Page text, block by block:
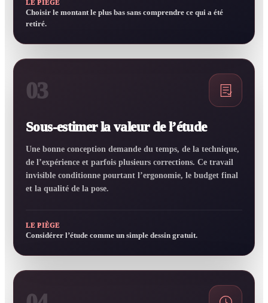
LE PIÈGE
Choisir le montant le plus bas sans comprendre ce qui a été
retiré.
03
Sous-estimer la valeur de l’étude
Une bonne conception demande du temps, de la technique,
de l’expérience et parfois plusieurs corrections. Ce travail
invisible conditionne pourtant l’ergonomie, le budget final
et la qualité de la pose.
LE PIÈGE
Considérer l’étude comme un simple dessin gratuit.